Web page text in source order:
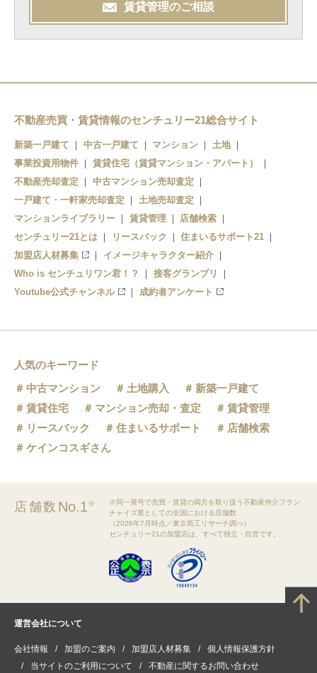
賃貸管理のご相談
不動産売買・賃貸情報のセンチュリー21総合サイト
新築一戸建て 中古一戸建て マンション
土地
事業投資用物件
賃貸住宅（賃貸マンション・アパート）
不動産売却査定
中古マンション売却査定
一戸建て・一軒家売却査定
土地売却査定
マンションライブラリー
賃貸管理
店舗検索
センチュリー21とは
リースバック
住まいるサポート21
加盟店人材募集
イメージキャラクター紹介
Who is センチュリワン君！？
接客グランプリ
Youtube公式チャンネル
成約者アンケート
人気のキーワード
中古マンション
土地購入
新築一戸建て
賃貸住宅
マンション売却・査定
賃貸管理
リースバック
住まいるサポート
店舗検索
ケインコスギさん
店舗数 No.1※
※同一屋号で売買・賃貸の両方を取り扱う不動産仲介フラン
チャイズ業としての全国における店舗数
（2026年7月時点／東京商工リサーチ調べ）
センチュリー21の加盟店は、すべて独立・自営です。
運営会社について
会社情報 加盟のご案内 加盟店人材募集
個人情報保護方針
当サイトのご利用について
不動産に関するお問い合わせ